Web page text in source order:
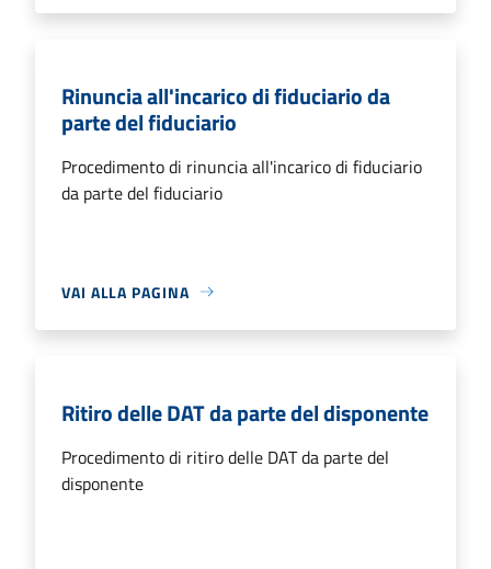
Rinuncia all'incarico di fiduciario da
parte del fiduciario
Procedimento di rinuncia all'incarico di fiduciario
da parte del fiduciario
VAI ALLA PAGINA
Ritiro delle DAT da parte del disponente
Procedimento di ritiro delle DAT da parte del
disponente